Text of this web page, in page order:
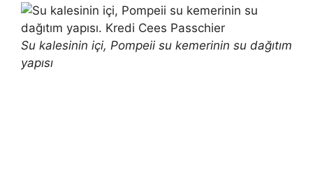
Su kalesinin içi, Pompeii su kemerinin su dağıtım
yapısı